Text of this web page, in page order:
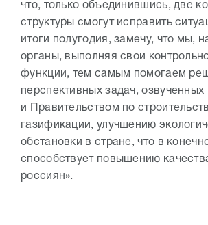
что, только объединившись, две
структуры смогут исправить
итоги полугодия, замечу, что мы,
органы, выполняя свои
функции, тем самым помогаем
перспективных задач,
и Правительством по
газификации, улучшению
обстановки в стране, что в
способствует повышению
россиян».